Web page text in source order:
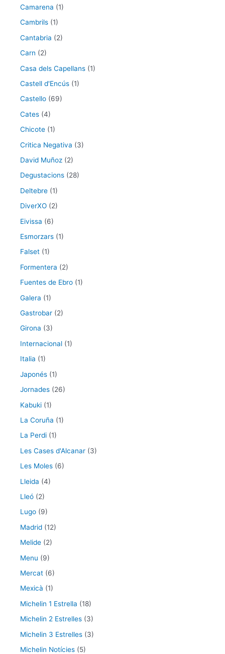
Camarena (1)
Cambrils (1)
Cantabria (2)
Carn (2)
Casa dels Capellans (1)
Castell d'Encús (1)
Castello (69)
Cates (4)
Chicote (1)
Critica Negativa (3)
David Muñoz (2)
Degustacions (28)
Deltebre (1)
DiverXO (2)
Eivissa (6)
Esmorzars (1)
Falset (1)
Formentera (2)
Fuentes de Ebro (1)
Galera (1)
Gastrobar (2)
Girona (3)
Internacional (1)
Italia (1)
Japonés (1)
Jornades (26)
Kabuki (1)
La Coruña (1)
La Perdi (1)
Les Cases d'Alcanar (3)
Les Moles (6)
Lleida (4)
Lleó (2)
Lugo (9)
Madrid (12)
Melide (2)
Menu (9)
Mercat (6)
Mexicà (1)
Michelin 1 Estrella (18)
Michelin 2 Estrelles (3)
Michelin 3 Estrelles (3)
Michelin Notícies (5)